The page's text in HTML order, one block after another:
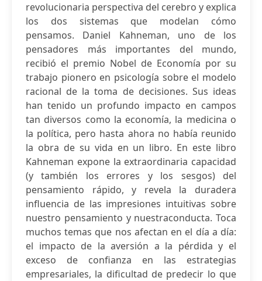
revolucionaria perspectiva del cerebro y explica
los dos sistemas que modelan cómo
pensamos. Daniel Kahneman, uno de los
pensadores más importantes del mundo,
recibió el premio Nobel de Economía por su
trabajo pionero en psicología sobre el modelo
racional de la toma de decisiones. Sus ideas
han tenido un profundo impacto en campos
tan diversos como la economía, la medicina o
la política, pero hasta ahora no había reunido
la obra de su vida en un libro. En este libro
Kahneman expone la extraordinaria capacidad
(y también los errores y los sesgos) del
pensamiento rápido, y revela la duradera
influencia de las impresiones intuitivas sobre
nuestro pensamiento y nuestraconducta. Toca
muchos temas que nos afectan en el día a día:
el impacto de la aversión a la pérdida y el
exceso de confianza en las estrategias
empresariales, la dificultad de predecir lo que